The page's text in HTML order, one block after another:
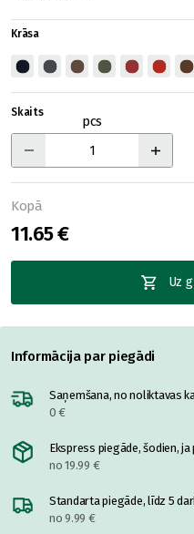
Krāsa
Skaits
pcs
Kopā
11.65 €
Uz
Informācija par piegādi
Saņemšana, no noliktavas
0 €
Ekspress piegāde, šodien,
no 19.99 €
Standarta piegāde, līdz 5
no 9.99 €